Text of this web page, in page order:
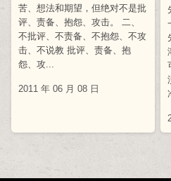
苦、想法和期望，但绝对不是批
评、责备、抱怨、攻击。 二、
不批评、不责备、不抱怨、不攻
击、不说教 批评、责备、抱
怨、攻...
2011 年 06 月 08 日